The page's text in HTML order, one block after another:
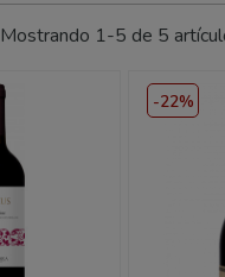
Mostrando 1-5 de 5
-22%